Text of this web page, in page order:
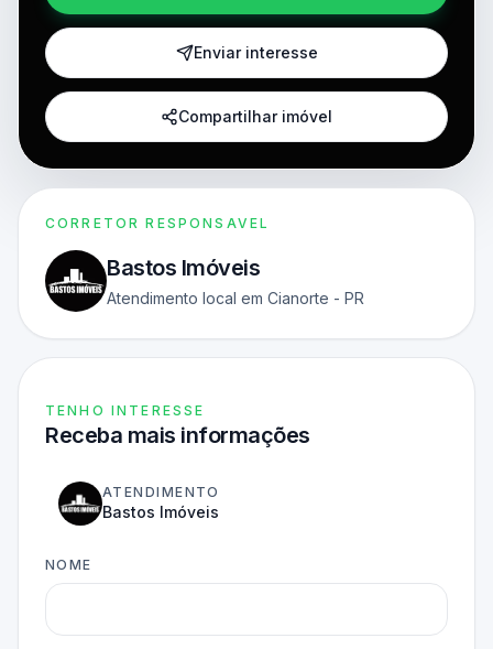
Enviar interesse
Compartilhar imóvel
CORRETOR RESPONSAVEL
Bastos Imóveis
Atendimento local em Cianorte - PR
TENHO INTERESSE
Receba mais informações
ATENDIMENTO
Bastos Imóveis
NOME